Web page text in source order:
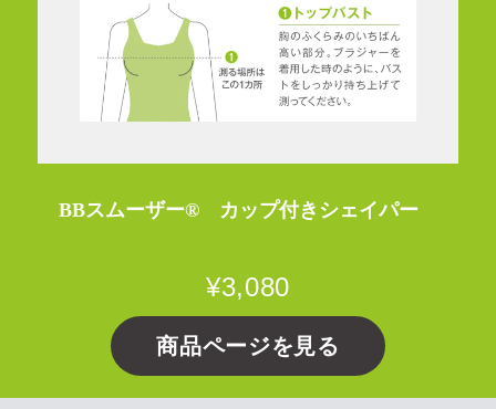
BBスムーザー® カップ付きシェイパー
¥3,080
商品ページを見る